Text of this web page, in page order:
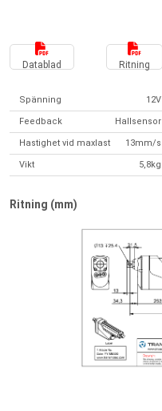
Datablad
Ritning
Spänning 12V
Feedback Hallsensor
Hastighet vid maxlast 13mm/s
Vikt 5,8kg
Ritning (mm)